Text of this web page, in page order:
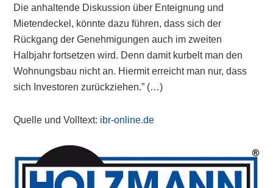
Die anhaltende Diskussion über Enteignung und
Mietendeckel, könnte dazu führen, dass sich der
Rückgang der Genehmigungen auch im zweiten
Halbjahr fortsetzen wird. Denn damit kurbelt man den
Wohnungsbau nicht an. Hiermit erreicht man nur, dass
sich Investoren zurückziehen.” (…)
Quelle und Volltext: ibr-online.de
Primary
Sidebar